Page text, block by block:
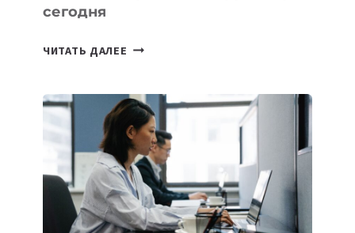
сегодня
ЧИТАТЬ ДАЛЕЕ ИИ-
БИЗНЕСА:
КАКИЕ
3
ЗАДАЧИ
ЕМУ
МОЖНО
ПОРУЧИТЬ